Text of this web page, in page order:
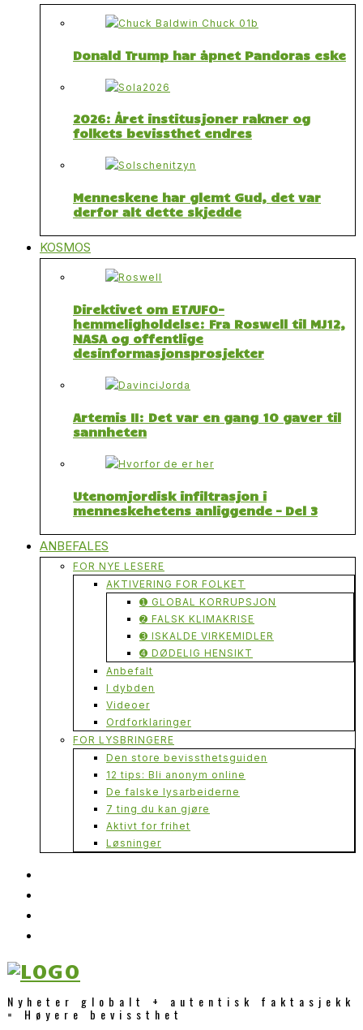
Donald Trump har åpnet Pandoras eske
2026: Året institusjoner rakner og
folkets bevissthet endres
Menneskene har glemt Gud, det var
derfor alt dette skjedde
KOSMOS
Direktivet om ET/UFO-
hemmeligholdelse: Fra Roswell til MJ12,
NASA og offentlige
desinformasjonsprosjekter
Artemis II: Det var en gang 10 gaver til
sannheten
Utenomjordisk infiltrasjon i
menneskehetens anliggende – Del 3
ANBEFALES
FOR NYE LESERE
AKTIVERING FOR FOLKET
➊ GLOBAL KORRUPSJON
➋ FALSK KLIMAKRISE
➌ ISKALDE VIRKEMIDLER
➍ DØDELIG HENSIKT
Anbefalt
I dybden
Videoer
Ordforklaringer
FOR LYSBRINGERE
Den store bevissthetsguiden
12 tips: Bli anonym online
De falske lysarbeiderne
7 ting du kan gjøre
Aktivt for frihet
Løsninger
Nyheter globalt + autentisk faktasjekk
= Høyere bevissthet